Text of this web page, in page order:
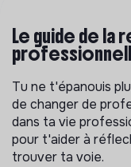
Le guide de
Tu ne t'épanouis
de changer de
dans ta vie
pour t'aider à
trouver ta voie.